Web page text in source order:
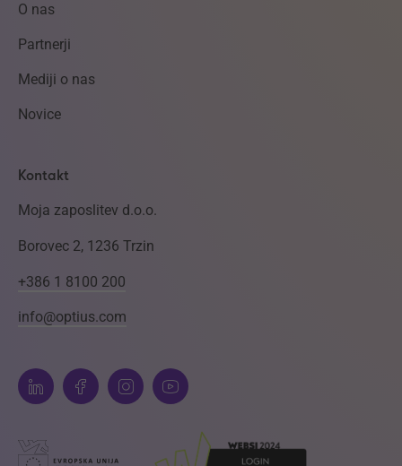
O nas
Partnerji
Mediji o nas
Novice
Kontakt
Moja zaposlitev d.o.o.
Borovec 2, 1236 Trzin
+386 1 8100 200
info@optius.com